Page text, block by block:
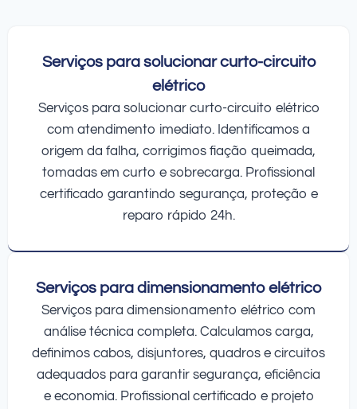
Serviços para solucionar curto-circuito
elétrico
Serviços para solucionar curto-circuito elétrico
com atendimento imediato. Identificamos a
origem da falha, corrigimos fiação queimada,
tomadas em curto e sobrecarga. Profissional
certificado garantindo segurança, proteção e
reparo rápido 24h.
Serviços para dimensionamento elétrico
Serviços para dimensionamento elétrico com
análise técnica completa. Calculamos carga,
definimos cabos, disjuntores, quadros e circuitos
adequados para garantir segurança, eficiência
e economia. Profissional certificado e projeto